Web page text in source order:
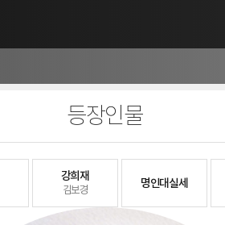
등장인물
강희재
김보경
명인대 실세